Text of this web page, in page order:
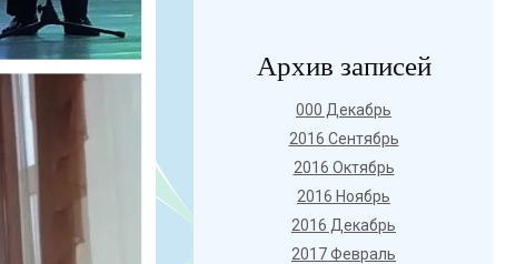
Архив записей
000 Декабрь
2016 Сентябрь
2016 Октябрь
2016 Ноябрь
2016 Декабрь
2017 Февраль